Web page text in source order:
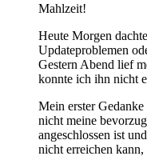
Mahlzeit!
Heute Morgen
Updateproblemen
Gestern Abend lief
konnte ich ihn nicht
Mein erster
nicht meine
angeschlossen ist
nicht erreichen kann,